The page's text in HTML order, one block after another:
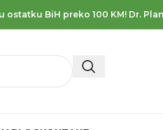
ostatku BiH preko 100 KM! Dr.